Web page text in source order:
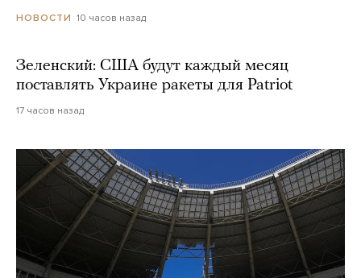
НОВОСТИ 10 часов назад
Зеленский: США будут каждый месяц
поставлять Украине ракеты для Patriot
17 часов назад